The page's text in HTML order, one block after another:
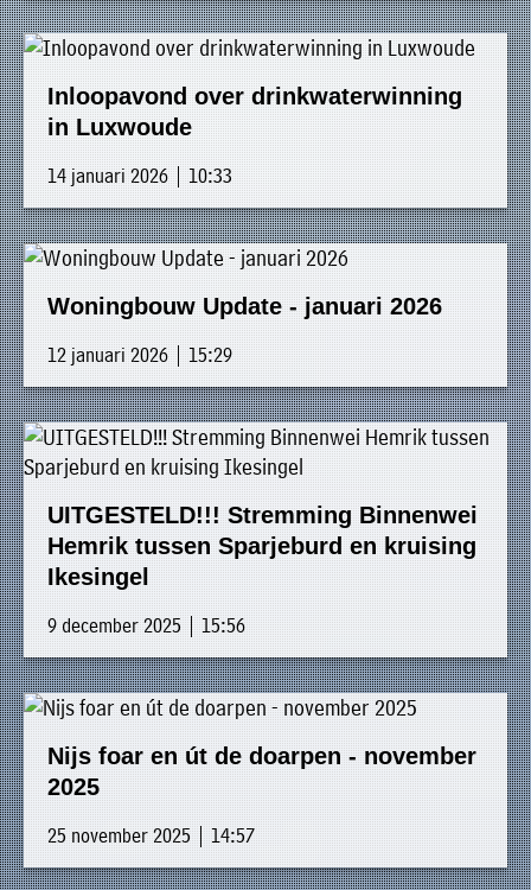
Inloopavond over drinkwaterwinning
in Luxwoude
14 januari 2026 | 10:33
Woningbouw Update - januari 2026
12 januari 2026 | 15:29
UITGESTELD!!! Stremming Binnenwei
Hemrik tussen Sparjeburd en kruising
Ikesingel
9 december 2025 | 15:56
Nijs foar en út de doarpen - november
2025
25 november 2025 | 14:57